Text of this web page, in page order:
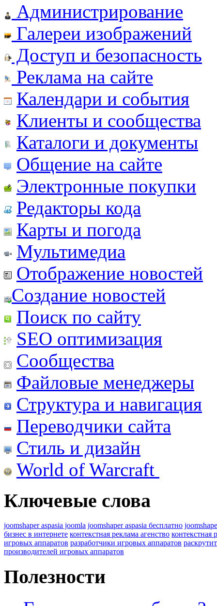
Администрирование
Галереи изображений
Доступ и безопасность
Реклама на сайте
Календари и события
Клиенты и сообщества
Каталоги и документы
Общение на сайте
Электронные покупки
Редакторы кода
Карты и погода
Мультимедиа
Отображение новостей
Создание новостей
Поиск по сайту
SEO оптимизация
Сообщества
Файловые менеджеры
Структура и навигация
Переводчики сайта
Стиль и дизайн
World of Warcraft
Ключевые слова
joomshaper aspasia joomla joomshaper aspasia бесплатно
бизнес в интернете контекстная реклама агенство контекстная
игровых аппаратов разработчики игровых аппаратов
производителей игровых аппаратов
Полезности